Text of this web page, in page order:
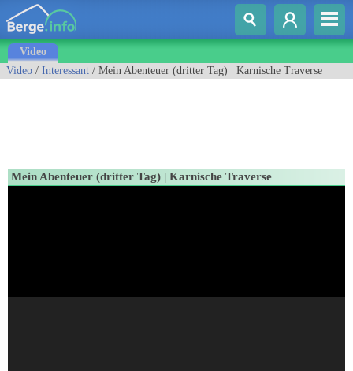
Video
Video / Interessant / Mein Abenteuer (dritter Tag) | Karnische Traverse
Mein Abenteuer (dritter Tag) | Karnische Traverse